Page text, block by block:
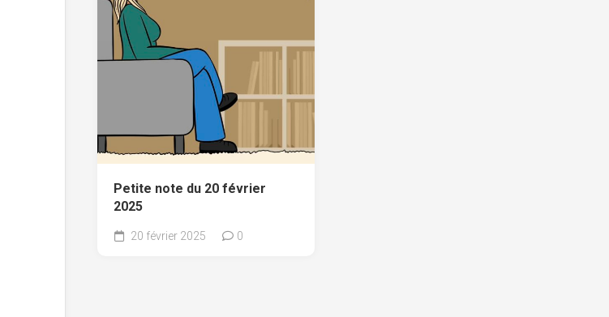
Petite note du 20 février
2025
20 février 2025 0